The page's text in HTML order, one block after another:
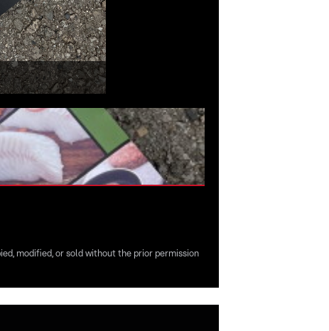
modified, or sold without the prior permission